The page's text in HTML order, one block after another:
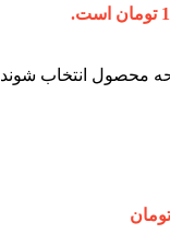
محصول انتخاب شوند